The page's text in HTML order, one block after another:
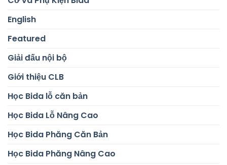
English
Featured
Giải đấu nội bộ
Giới thiệu CLB
Học Bida lỗ căn bản
Học Bida Lỗ Nâng Cao
Học Bida Phăng Căn Bản
Học Bida Phăng Nâng Cao